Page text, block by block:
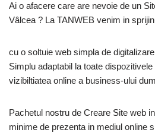
Ai o afacere care are nevoie de un
Vâlcea ? La TANWEB venim in
cu o soltuie web simpla de
Simplu adaptabil la toate
vizibiltiatea online a business-ului
Pachetul nostru de Creare Site web
minime de prezenta in mediul online